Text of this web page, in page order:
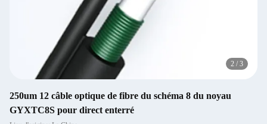
2 / 3
250um 12 câble optique de fibre du schéma 8 du noyau
GYXTC8S pour direct enterré